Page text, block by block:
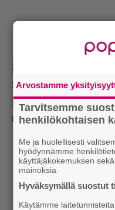
Lue myös:
mistä kahvitauolla
musiikin uutiset ja
sähköpostiin tästä.
Arvostamme
Tarvitsemme
henkilökohtaisen
Me ja huolellisesti
hyödynnämme
käyttäjäkokemuksen
mainoksia.
Hyväksymällä suostut
Käytämme